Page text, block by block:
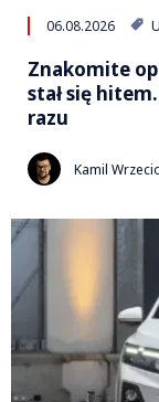
06.08.2026
Znakomite
stał się
razu
Kamil